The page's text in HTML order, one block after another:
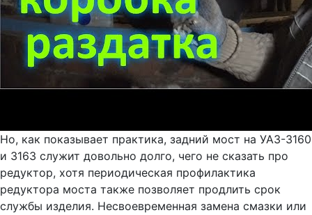
Но, как показывает практика, задний мост на УАЗ-3160
и 3163 служит довольно долго, чего не сказать про
редуктор, хотя периодическая профилактика
редуктора моста также позволяет продлить срок
службы изделия. Несвоевременная замена смазки или